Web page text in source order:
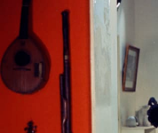
Pořady
TV Program
Sledujte prima+